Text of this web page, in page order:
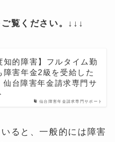
覧ください。 ↓↓↓
仙台障害年金請求専門サポート
知的障害】フルタイム勤
障害年金2級を受給した
仙台障害年金請求専門サ
ると、一般的には障害